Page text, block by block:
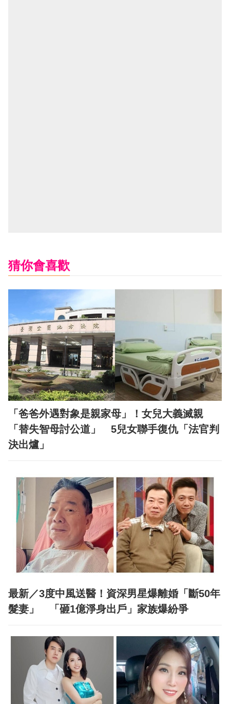
猜你會喜歡
「爸爸外遇對象是親家母」！女兒大義滅親
「替失智母討公道」 5兒女聯手復仇「法官判
決出爐」
最新／3度中風送醫！資深男星爆離婚「斷50年
髮妻」 「砸1億淨身出戶」家族爆紛爭